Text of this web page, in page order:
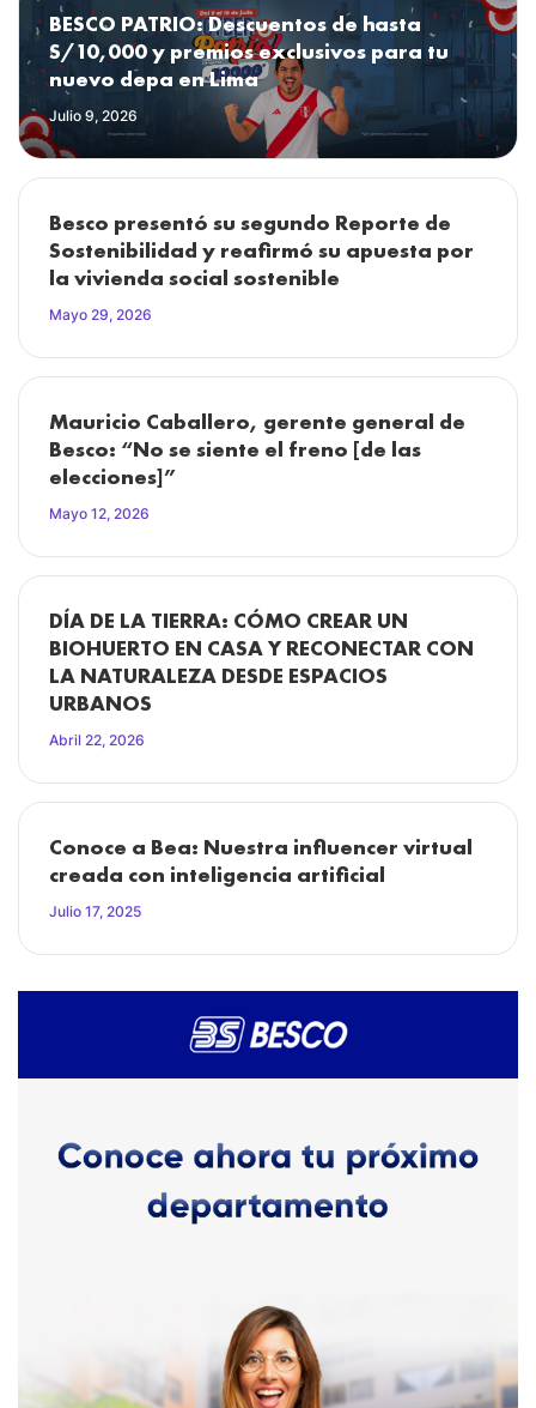
BESCO PATRIO: Descuentos de hasta
S/10,000 y premios exclusivos para tu
nuevo depa en Lima
Julio 9, 2026
Besco presentó su segundo Reporte de
Sostenibilidad y reafirmó su apuesta por
la vivienda social sostenible
Mayo 29, 2026
Mauricio Caballero, gerente general de
Besco: “No se siente el freno [de las
elecciones]”
Mayo 12, 2026
DÍA DE LA TIERRA: CÓMO CREAR UN
BIOHUERTO EN CASA Y RECONECTAR CON
LA NATURALEZA DESDE ESPACIOS
URBANOS
Abril 22, 2026
Conoce a Bea: Nuestra influencer virtual
creada con inteligencia artificial
Julio 17, 2025